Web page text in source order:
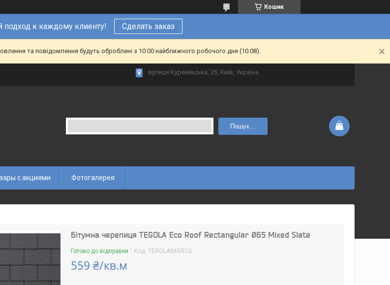
Кошик
к каждому клиенту! Сделать заказ
та повідомлення будуть оброблені з 10:00 найближчого робочого дня (10.08).
вулиця Куренівська, 2б, Київ, Україна
Пошук...
с акциями Фотогалерея
Бітумна черепиця TEGOLA Eco Roof Rectangular 065 Mixed Slate
Готово до відправки Код: TEGOLA065RCG
559 ₴/кв.м